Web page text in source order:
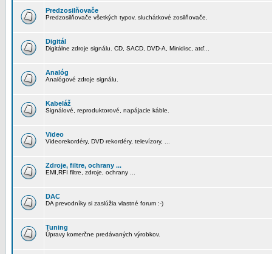
Predzosilňovače
Predzosilňovače všetkých typov, sluchátkové zosilňovače.
Digitál
Digitálne zdroje signálu. CD, SACD, DVD-A, Minidisc, atď...
Analóg
Analógové zdroje signálu.
Kabeláž
Signálové, reproduktorové, napájacie káble.
Video
Videorekordéry, DVD rekordéry, televízory, ...
Zdroje, filtre, ochrany ...
EMI,RFI filtre, zdroje, ochrany ...
DAC
DA prevodníky si zaslúžia vlastné forum :-)
Tuning
Úpravy komerčne predávaných výrobkov.